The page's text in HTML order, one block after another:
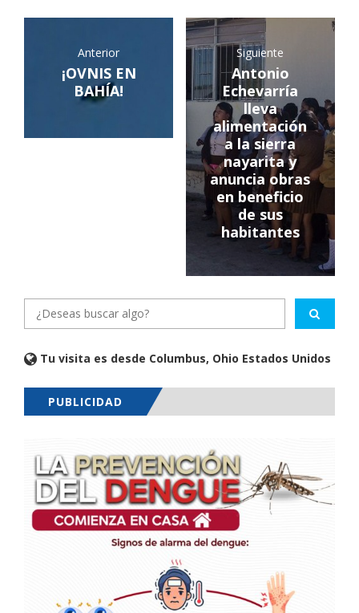
Anterior
¡OVNIS EN
BAHÍA!
Siguiente
Antonio
Echevarría
lleva
alimentación
a la sierra
nayarita y
anuncia obras
en beneficio
de sus
habitantes
Tu visita es desde Columbus, Ohio Estados Unidos
PUBLICIDAD